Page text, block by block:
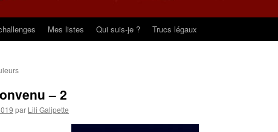
Mes listes Qui suis-je ? Trucs légaux
– 2
par Lili Galipette